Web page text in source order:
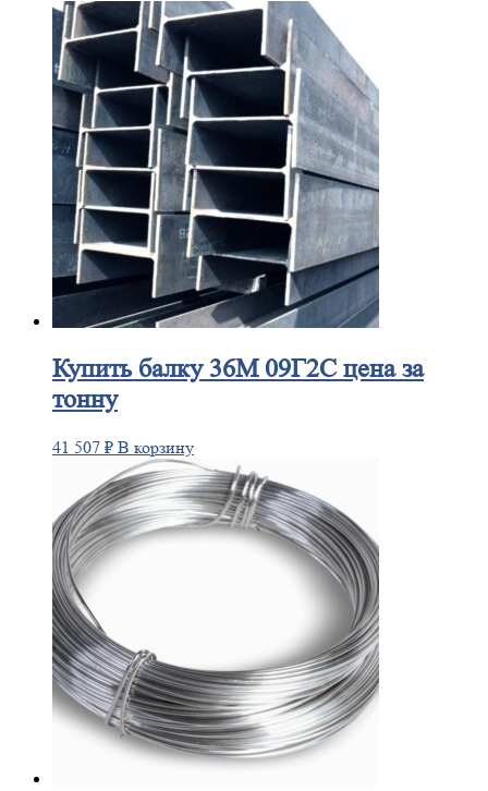
Купитьбалку 36М 09Г2С цена за
тонну
41 507 ₽ В корзину